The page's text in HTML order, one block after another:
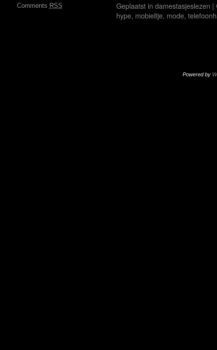
Comments RSS Geplaatst in damestasjeslezen |
hype, mobieltje, mode,
Powered by